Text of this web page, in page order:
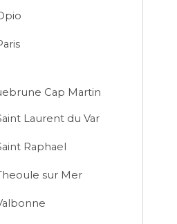
Cap Martin
Laurent du Var
Raphael
sur Mer